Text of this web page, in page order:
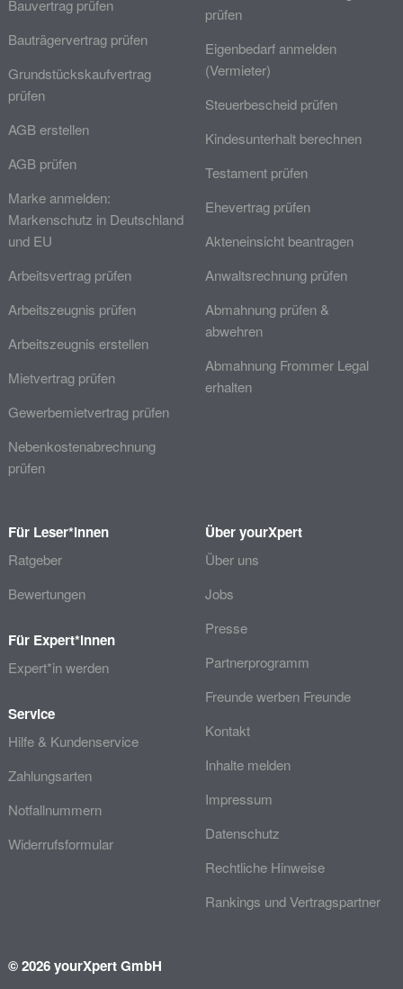
Bauvertrag prüfen
Bauträgervertrag prüfen
Grundstückskaufvertrag
prüfen
AGB erstellen
AGB prüfen
Marke anmelden:
Markenschutz in Deutschland
und EU
Arbeitsvertrag prüfen
Arbeitszeugnis prüfen
Arbeitszeugnis erstellen
Mietvertrag prüfen
Gewerbemietvertrag prüfen
Nebenkostenabrechnung
prüfen
prüfen
Eigenbedarf anmelden
(Vermieter)
Steuerbescheid prüfen
Kindesunterhalt berechnen
Testament prüfen
Ehevertrag prüfen
Akteneinsicht beantragen
Anwaltsrechnung prüfen
Abmahnung prüfen &
abwehren
Abmahnung Frommer Legal
erhalten
Für Leser*innen
Ratgeber
Bewertungen
Für Expert*innen
Expert*in werden
Service
Hilfe & Kundenservice
Zahlungsarten
Notfallnummern
Widerrufsformular
Über yourXpert
Über uns
Jobs
Presse
Partnerprogramm
Freunde werben Freunde
Kontakt
Inhalte melden
Impressum
Datenschutz
Rechtliche Hinweise
Rankings und Vertragspartner
© 2026 yourXpert GmbH